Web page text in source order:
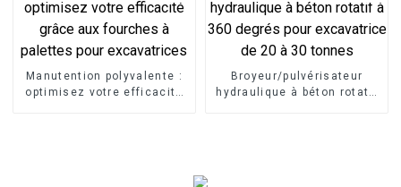
Manutention polyvalente :
optimisez votre efficacité
Broyeur/pulvérisateur
hydraulique à béton rotatif